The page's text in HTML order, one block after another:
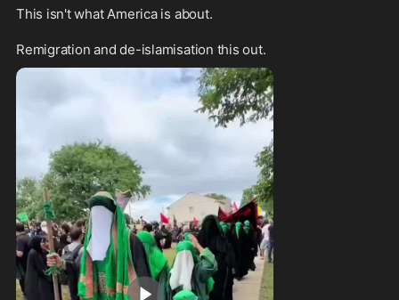
This isn't what America is about.
Remigration and de-islamisation this out.